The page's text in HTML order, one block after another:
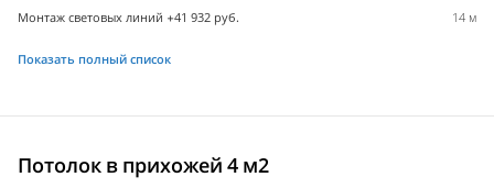
Монтаж световых линий +41 932 руб.
14 м
Показать полный список
Потолок в прихожей 4 м2